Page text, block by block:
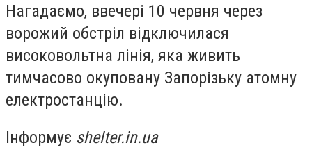
Нагадаємо, ввечері 10 червня через
ворожий обстріл відключилася
високовольтна лінія, яка живить
тимчасово окуповану Запорізьку атомну
електростанцію.
Інформує shelter.in.ua